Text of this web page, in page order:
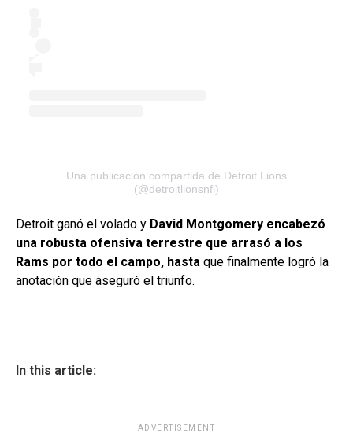
Una publicación compartida de Detroit Lions
(@detroitlionsnfl)
Detroit ganó el volado y David Montgomery encabezó
una robusta ofensiva terrestre que arrasó a los
Rams por todo el campo, hasta que finalmente logró la
anotación que aseguró el triunfo.
In this article:
ADVERTISEMENT